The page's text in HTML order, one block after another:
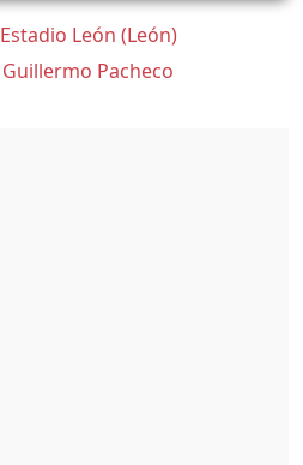
Estadio León (León)
Guillermo Pacheco